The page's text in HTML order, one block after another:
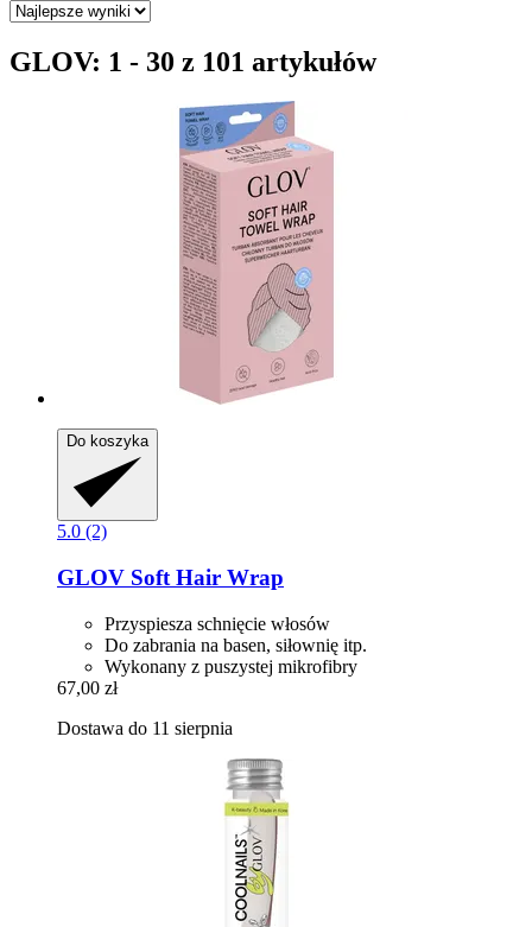
GLOV: 1 - 30 z 101 artykułów
Do koszyka
5.0 (2)
GLOV Soft Hair Wrap
Przyspiesza schnięcie włosów
Do zabrania na basen, siłownię itp.
Wykonany z puszystej mikrofibry
67,00 zł
Dostawa do 11 sierpnia